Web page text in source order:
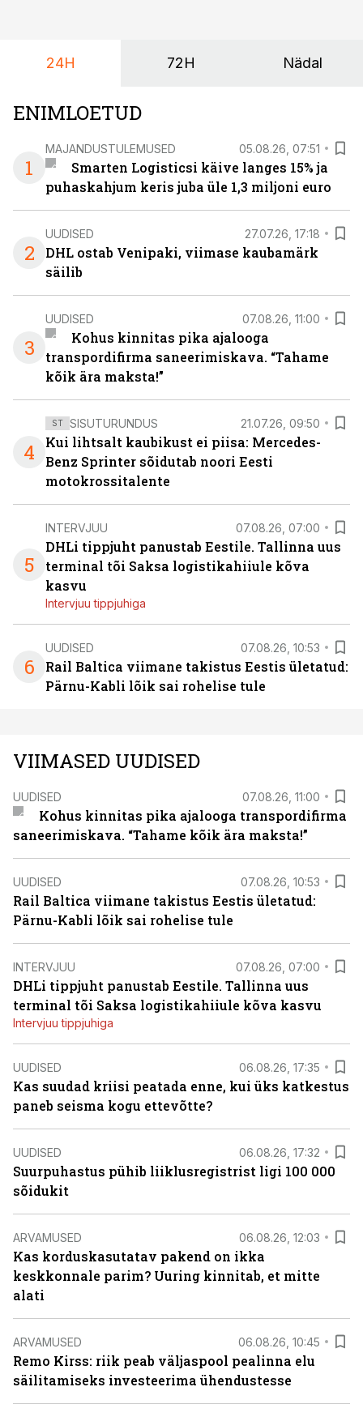
24H 72H Nädal
ENIMLOETUD
1
MAJANDUSTULEMUSED 05.08.26, 07:51
Smarten Logisticsi käive langes 15% ja
puhaskahjum keris juba üle 1,3 miljoni euro
2
UUDISED 27.07.26, 17:18
DHL ostab Venipaki, viimase kaubamärk
säilib
3
UUDISED 07.08.26, 11:00
Kohus kinnitas pika ajalooga
transpordifirma saneerimiskava. “Tahame
kõik ära maksta!”
4
ST SISUTURUNDUS 21.07.26, 09:50
Kui lihtsalt kaubikust ei piisa: Mercedes-
Benz Sprinter sõidutab noori Eesti
motokrossitalente
5
INTERVJUU 07.08.26, 07:00
DHLi tippjuht panustab Eestile. Tallinna uus
terminal tõi Saksa logistikahiiule kõva
kasvu
Intervjuu tippjuhiga
6
UUDISED 07.08.26, 10:53
Rail Baltica viimane takistus Eestis ületatud:
Pärnu-Kabli lõik sai rohelise tule
VIIMASED UUDISED
UUDISED 07.08.26, 11:00
Kohus kinnitas pika ajalooga transpordifirma
saneerimiskava. “Tahame kõik ära maksta!”
UUDISED 07.08.26, 10:53
Rail Baltica viimane takistus Eestis ületatud:
Pärnu-Kabli lõik sai rohelise tule
INTERVJUU 07.08.26, 07:00
DHLi tippjuht panustab Eestile. Tallinna uus
terminal tõi Saksa logistikahiiule kõva kasvu
Intervjuu tippjuhiga
UUDISED 06.08.26, 17:35
Kas suudad kriisi peatada enne, kui üks katkestus
paneb seisma kogu ettevõtte?
UUDISED 06.08.26, 17:32
Suurpuhastus pühib liiklusregistrist ligi 100 000
sõidukit
ARVAMUSED 06.08.26, 12:03
Kas korduskasutatav pakend on ikka
keskkonnale parim? Uuring kinnitab, et mitte
alati
ARVAMUSED 06.08.26, 10:45
Remo Kirss: riik peab väljaspool pealinna elu
säilitamiseks investeerima ühendustesse